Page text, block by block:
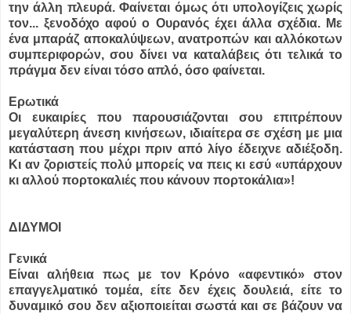
την άλλη πλευρά. Φαίνεται όμως ότι υπολογίζεις χωρίς
τον... ξενοδόχο αφού ο Ουρανός έχει άλλα σχέδια. Με
ένα μπαράζ αποκαλύψεων, ανατροπών και αλλόκοτων
συμπεριφορών, σου δίνει να καταλάβεις ότι τελικά το
πράγμα δεν είναι τόσο απλό, όσο φαίνεται.
Ερωτικά
Οι ευκαιρίες που παρουσιάζονται σου επιτρέπουν
μεγαλύτερη άνεση κινήσεων, ιδιαίτερα σε σχέση με μια
κατάσταση που μέχρι πριν από λίγο έδειχνε αδιέξοδη.
Κι αν ζοριστείς πολύ μπορείς να πεις κι εσύ «υπάρχουν
κι αλλού πορτοκαλιές που κάνουν πορτοκάλια»!
ΔΙΔΥΜΟΙ
Γενικά
Είναι αλήθεια πως με τον Κρόνο «αφεντικό» στον
επαγγελματικό τομέα, είτε δεν έχεις δουλειά, είτε το
δυναμικό σου δεν αξιοποιείται σωστά και σε βάζουν να